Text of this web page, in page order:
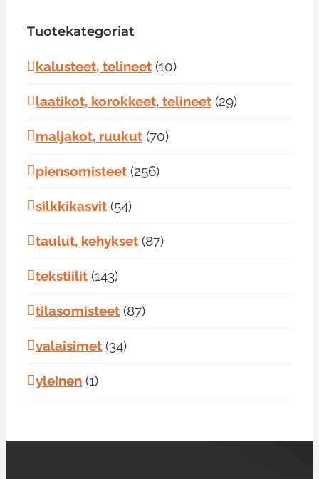
Tuotekategoriat
kalusteet, telineet (10)
laatikot, korokkeet, telineet (29)
maljakot, ruukut (70)
piensomisteet (256)
silkkikasvit (54)
taulut, kehykset (87)
tekstiilit (143)
tilasomisteet (87)
valaisimet (34)
yleinen (1)